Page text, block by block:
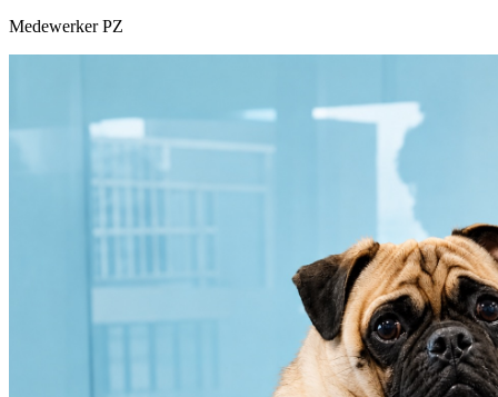
Medewerker PZ